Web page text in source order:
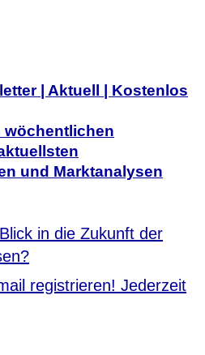
| Aktuell | Kostenlos
wöchentlichen
und Marktanalysen
in die Zukunft der
registrieren! Jederzeit